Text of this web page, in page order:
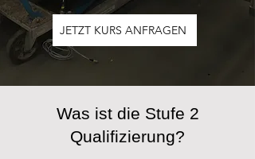
JETZT KURS ANFRAGEN
Was ist die Stufe 2
Qualifizierung?